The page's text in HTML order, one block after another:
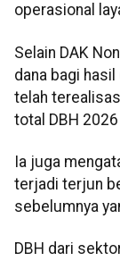
operasional
Selain DAK
dana bagi hasil
telah
total DBH
Ia juga
terjadi terjun
sebelumnya
DBH dari